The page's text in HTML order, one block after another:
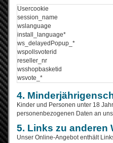
Usercookie
session_name
wslanguage
install_language*
ws_delayedPopup_*
wspollsvoterid
reseller_nr
wsshopbasketid
wsvote_*
4.
Kinder und Personen unter 18
personenbezogenen Daten an
5. Links zu anderen
Unser Online-Angebot enthält